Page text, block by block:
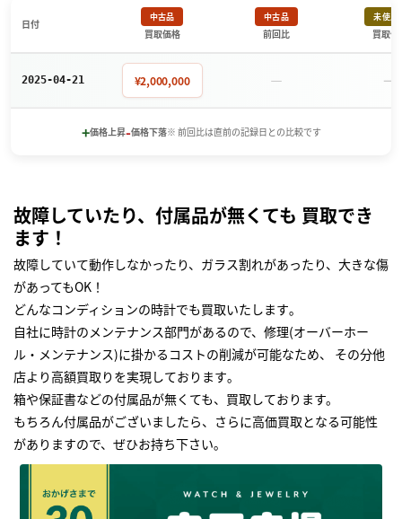
日付
中古品
買取価格
中古品
前回比
未使用
買取価
2025-04-21 ¥2,000,000 － －
+価格上昇-価格下落※ 前回比は直前の記録日との比較です
故障していたり、付属品が無くても 買取でき
ます！
故障していて動作しなかったり、ガラス割れがあったり、大きな傷
があってもOK！
どんなコンディションの時計でも買取いたします｡
自社に時計のメンテナンス部門があるので、修理(オーバーホー
ル・メンテナンス)に掛かるコストの削減が可能なため、 その分他
店より高額買取りを実現しております｡
箱や保証書などの付属品が無くても、買取しております。
もちろん付属品がございましたら、さらに高価買取となる可能性
がありますので、ぜひお持ち下さい｡